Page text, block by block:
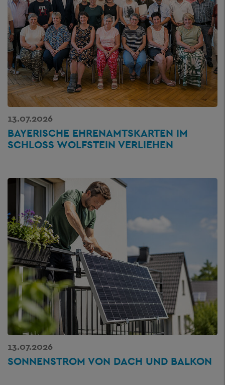
13.07.2026
BAYERISCHE EHRENAMTSKARTEN IM
SCHLOSS WOLFSTEIN VERLIEHEN
13.07.2026
SONNENSTROM VON DACH UND BALKON